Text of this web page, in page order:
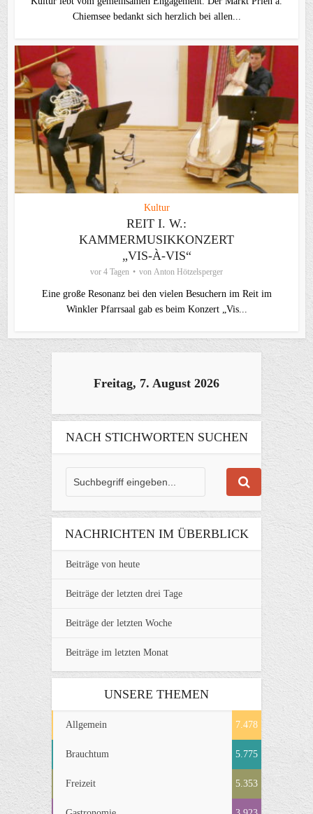
Chiemsee bedankt sich herzlich bei allen...
Kultur
REIT I. W.:
KAMMERMUSIKKONZERT
„VIS-À-VIS“
vor 4 Tagen von Anton Hötzelsperger
Eine große Resonanz bei den vielen Besuchern im Reit im
Winkler Pfarrsaal gab es beim Konzert „Vis...
Freitag, 7. August 2026
NACH STICHWORTEN SUCHEN
NACHRICHTEN IM ÜBERBLICK
Beiträge von heute
Beiträge der letzten drei Tage
Beiträge der letzten Woche
Beiträge im letzten Monat
UNSERE THEMEN
Allgemein 7.478
Brauchtum 5.775
Freizeit 5.353